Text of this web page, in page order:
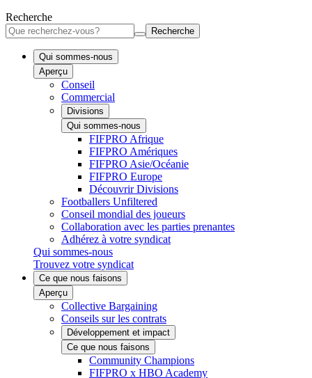
Recherche
Recherche
Qui sommes-nous
Aperçu
Conseil
Commercial
Divisions
Qui sommes-nous
FIFPRO Afrique
FIFPRO Amériques
FIFPRO Asie/Océanie
FIFPRO Europe
Découvrir Divisions
Footballers Unfiltered
Conseil mondial des joueurs
Collaboration avec les parties prenantes
Adhérez à votre syndicat
Qui sommes-nous
Trouvez votre syndicat
Ce que nous faisons
Aperçu
Collective Bargaining
Conseils sur les contrats
Développement et impact
Ce que nous faisons
Community Champions
FIFPRO x HBO Academy